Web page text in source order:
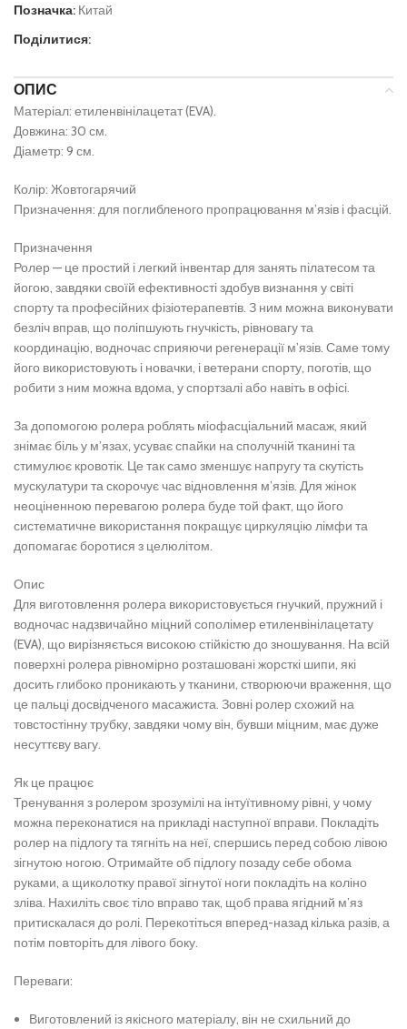
Позначка: Китай
Поділитися:
ОПИС
Матеріал: етиленвінілацетат (EVA).
Довжина: 30 см.
Діаметр: 9 см.
Колір: Жовтогарячий
Призначення: для поглибленого пропрацювання м’язів і фасцій.
Призначення
Ролер — це простий і легкий інвентар для занять пілатесом та
йогою, завдяки своїй ефективності здобув визнання у світі
спорту та професійних фізіотерапевтів. З ним можна виконувати
безліч вправ, що поліпшують гнучкість, рівновагу та
координацію, водночас сприяючи регенерації м’язів. Саме тому
його використовують і новачки, і ветерани спорту, поготів, що
робити з ним можна вдома, у спортзалі або навіть в офісі.
За допомогою ролера роблять міофасціальний масаж, який
знімає біль у м’язах, усуває спайки на сполучній тканині та
стимулює кровотік. Це так само зменшує напругу та скутість
мускулатури та скорочує час відновлення м’язів. Для жінок
неоціненною перевагою ролера буде той факт, що його
систематичне використання покращує циркуляцію лімфи та
допомагає боротися з целюлітом.
Опис
Для виготовлення ролера використовується гнучкий, пружний і
водночас надзвичайно міцний сополімер етиленвінілацетату
(EVA), що вирізняється високою стійкістю до зношування. На всій
поверхні ролера рівномірно розташовані жорсткі шипи, які
досить глибоко проникають у тканини, створюючи враження, що
це пальці досвідченого масажиста. Зовні ролер схожий на
товстостінну трубку, завдяки чому він, бувши міцним, має дуже
несуттєву вагу.
Як це працює
Тренування з ролером зрозумілі на інтуїтивному рівні, у чому
можна переконатися на прикладі наступної вправи. Покладіть
ролер на підлогу та тягніть на неї, спершись перед собою лівою
зігнутою ногою. Отримайте об підлогу позаду себе обома
руками, а щиколотку правої зігнутої ноги покладіть на коліно
зліва. Нахиліть своє тіло вправо так, щоб права ягідний м’яз
притискалася до ролі. Перекотіться вперед-назад кілька разів, а
потім повторіть для лівого боку.
Переваги:
Виготовлений із якісного матеріалу, він не схильний до